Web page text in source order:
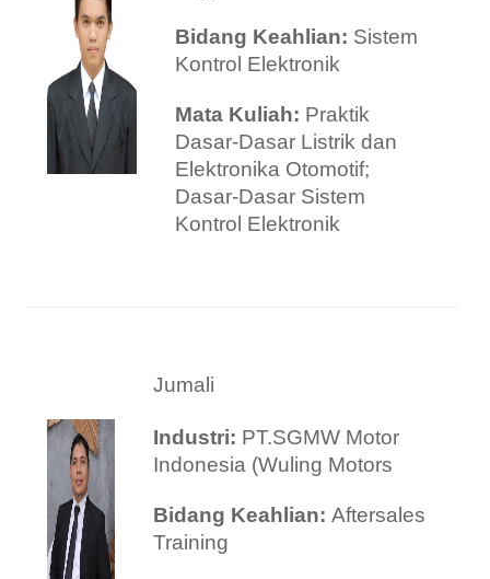
Bidang Keahlian: Sistem
Kontrol Elektronik
Mata Kuliah: Praktik
Dasar-Dasar Listrik dan
Elektronika Otomotif;
Dasar-Dasar Sistem
Kontrol Elektronik
Jumali
Industri: PT.SGMW Motor
Indonesia (Wuling Motors
Bidang Keahlian:Aftersales
Training